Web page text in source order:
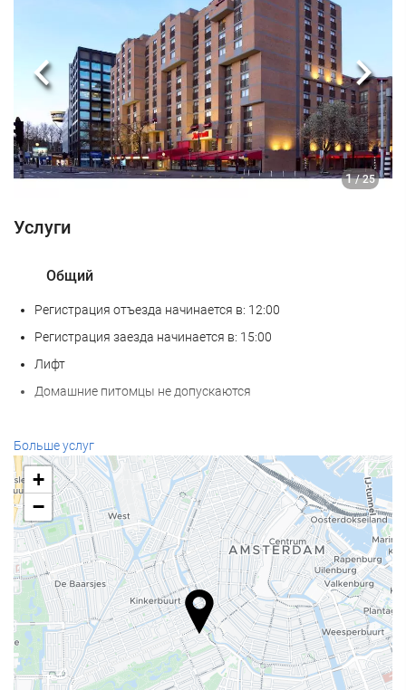
1 / 25
Предыдущий
Услуги
Общий
Регистрация отъезда начинается в: 12:00
Регистрация заезда начинается в: 15:00
Лифт
Домашние питомцы не допускаются
Круглосуточная стойка регистрации
Камера хранения багажа
Еда и напитки
Ресторан à la carte
Бар
Бизнес-услуги
Больше услуг
+
−